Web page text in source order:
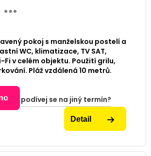
pokoj s manželskou postelí a
WC, klimatizace, TV SAT,
Fi v celém objektu. Použití grilu,
Pláž vzdálená 10 metrů.
podívej se na jiný termín?
Detail